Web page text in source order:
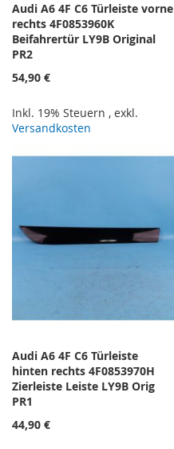
Audi A6 4F C6 Türleiste vorne
rechts 4F0853960K
Beifahrertür LY9B Original
PR2
54,90 €
Inkl. 19% Steuern , exkl.
Versandkosten
Audi A6 4F C6 Türleiste
hinten rechts 4F0853970H
Zierleiste Leiste LY9B Orig
PR1
44,90 €